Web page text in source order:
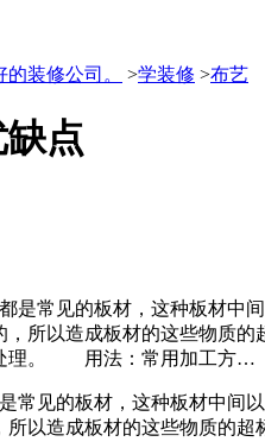
装修公司。 >学装修 >布艺
点
是常见的板材，这种板材中
，所以造成板材的这些物
处理。 用法：常用加工方…
常见的板材，这种板材中间
以造成板材的这些物质的超